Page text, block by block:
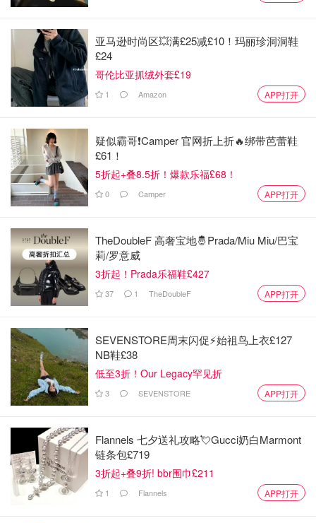
亚马逊时尚区💥满£25减£10！玛丽珍洞洞鞋
£24
哥伦比亚抓绒外套£19
1 Amazon APP打开
疑似霸哥❗️Camper 官网折上折🔥绑带芭蕾鞋
£61！
5折起+叠8.5折！爆款乐福£68！
0 Camper APP打开
TheDoubleF 高奢宝地🤴Prada/Miu Miu/巴宝
莉/罗意威
3折起！Prada乐福鞋£427
37 1 TheDoubleF APP打开
SEVENSTORE周末闪促⚡️始祖鸟上衣£127
NB鞋£38
低至3折！Our Legacy罕见折
3 SEVENSTORE APP打开
Flannels 七夕送礼攻略💘Gucci奶白Marmont
链条包£719
3折起+叠9折! bbr围巾£211
1 Flannels APP打开